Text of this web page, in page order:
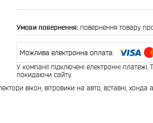
повернення товару
У компанії підключені електронні
покидаючи сайту.
вікон, вітровики на авто, вставні, хонда